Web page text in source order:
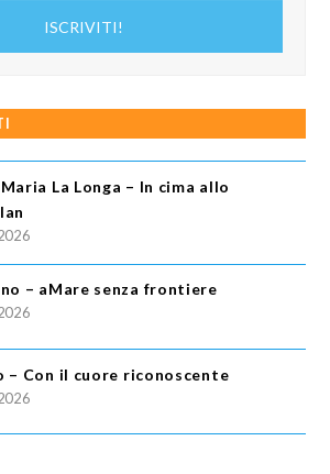
ISCRIVITI!
La Longa – In cima allo
– aMare senza frontiere
– Con il cuore riconoscente